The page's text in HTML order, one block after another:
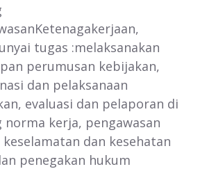
tugas :melaksanakan
perumusan kebijakan,
dan pelaksanaan
evaluasi dan pelaporan di
norma kerja, pengawasan
dan kesehatan
penegakan hukum